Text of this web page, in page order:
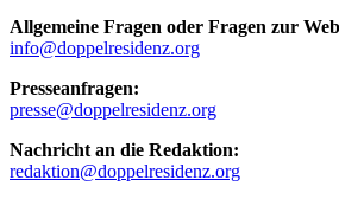
Allgemeine Fragen oder Fragen zur
info@doppelresidenz.org
Presseanfragen:
presse@doppelresidenz.org
Nachricht an die Redaktion:
redaktion@doppelresidenz.org